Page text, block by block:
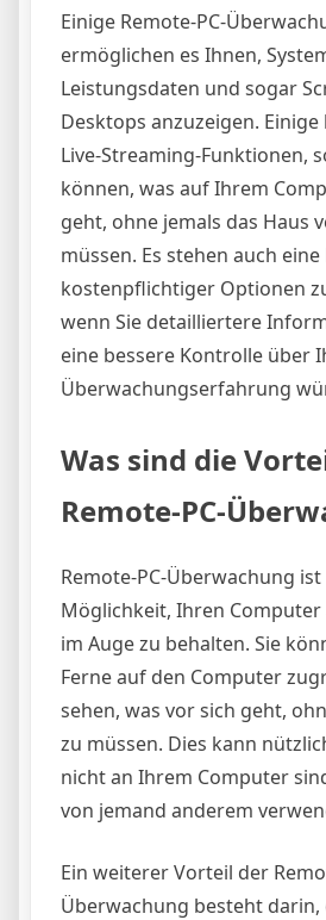
Einige Remote-PC-
ermöglichen es Ihnen,
Leistungsdaten und sogar
Desktops anzuzeigen.
Live-Streaming-Funktionen,
können, was auf Ihrem
geht, ohne jemals das Haus
müssen. Es stehen auch eine
kostenpflichtiger Optionen
wenn Sie detailliertere
eine bessere Kontrolle über
Überwachungserfahrung
Was sind die
Remote-PC-
Remote-PC-Überwachung
Möglichkeit, Ihren Computer
im Auge zu behalten. Sie
Ferne auf den Computer
sehen, was vor sich geht,
zu müssen. Dies kann
nicht an Ihrem Computer
von jemand anderem
Ein weiterer Vorteil der
Überwachung besteht darin,